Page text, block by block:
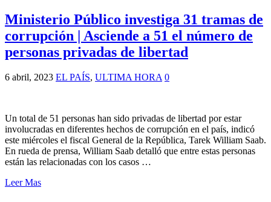
Ministerio Público investiga 31 tramas de
corrupción | Asciende a 51 el número de
personas privadas de libertad
6 abril, 2023 EL PAÍS, ULTIMA HORA 0
Un total de 51 personas han sido privadas de libertad por estar
involucradas en diferentes hechos de corrupción en el país, indicó
este miércoles el fiscal General de la República, Tarek William Saab.
En rueda de prensa, William Saab detalló que entre estas personas
están las relacionadas con los casos …
Leer Mas